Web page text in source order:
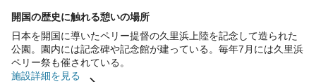
開国の歴史に触れる憩いの場所
日本を開国に導いたペリー提督の久里浜上陸を記念して造られた
公園。園内には記念碑や記念館が建っている。毎年7月には久里浜
ペリー祭も催されている。
施設詳細を見る